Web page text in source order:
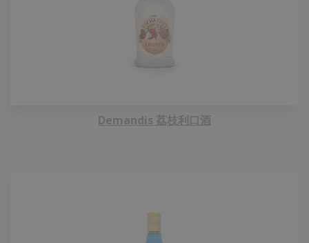
Demandis 荔枝利口酒